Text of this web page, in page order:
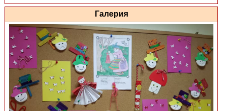
Галерия